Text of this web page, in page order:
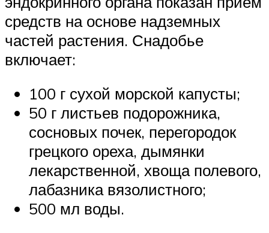
средств на основе надземных
частей растения. Снадобье
включает:
100 г сухой морской капусты;
50 г листьев подорожника,
сосновых почек, перегородок
грецкого ореха, дымянки
лекарственной, хвоща полевого,
лабазника вязолистного;
500 мл воды.